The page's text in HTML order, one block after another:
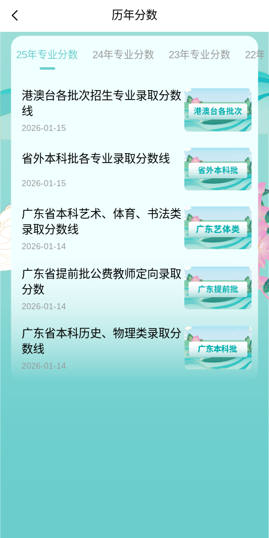
历年分数
25年专业分数 24年专业分数 23年专业分数 22年
港澳台各批次招生专业录取分数
线
2026-01-15
省外本科批各专业录取分数线
2026-01-15
广东省本科艺术、体育、书法类
录取分数线
2026-01-14
广东省提前批公费教师定向录取
分数
2026-01-14
广东省本科历史、物理类录取分
数线
2026-01-14